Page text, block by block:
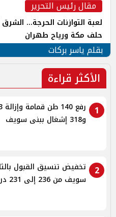
مقال رئيس التحرير
لعبة التوازنات الحرجة...
حلف مكة ورياح طهران
بقلم ياسر بركات
الأكثر قراءة
1
و318 إشغال ببنى سويف
2
تخفيض تنسيق القبول
سويف من 236 إلى 231 درجة